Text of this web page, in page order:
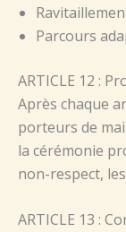
Parcours
ARTICLE 12 :
Après chaque
porteurs de
la cérémonie
non-respect,
ARTICLE 13 :